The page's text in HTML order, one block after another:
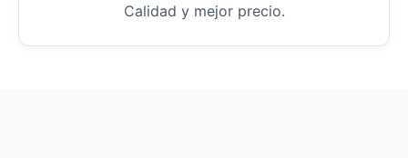
Calidad y mejor precio.